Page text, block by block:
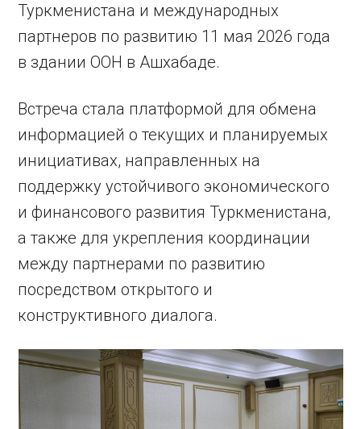
Туркменистана и международных
партнеров по развитию 11 мая 2026 года
в здании ООН в Ашхабаде.
Встреча стала платформой для обмена
информацией о текущих и планируемых
инициативах, направленных на
поддержку устойчивого экономического
и финансового развития Туркменистана,
а также для укрепления координации
между партнерами по развитию
посредством открытого и
конструктивного диалога.